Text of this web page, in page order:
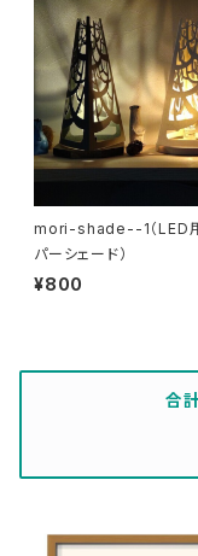
mori-shade--1（LED
パーシェード）
¥800
合